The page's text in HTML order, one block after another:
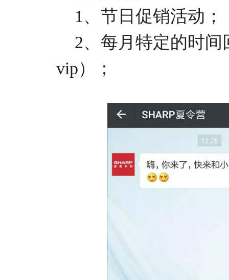
1、节日促销活动；
2、每月特定的时
vip）；